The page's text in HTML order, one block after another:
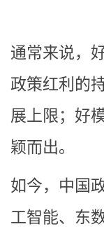
通常来说，
政策红利的
展上限；好
颖而出。
如今，中国
工智能、东